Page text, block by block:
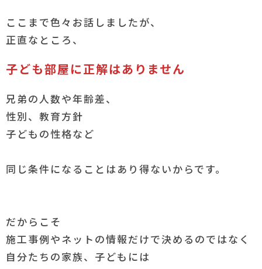
ここまで色々お話しましたが、
正直なところ、
子ども部屋に正解はありません
兄弟の人数や年齢差、
性別、教育方針
子どもの性格など
同じ条件になることはあり得ないからです。
だからこそ
施工事例やネットの情報だけで決めるのではなく
自分たちの家族、子どもには